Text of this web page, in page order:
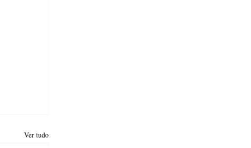
Ver tudo